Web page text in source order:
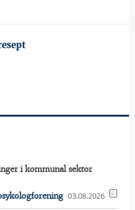
i kommunal sektor
03.08.2026